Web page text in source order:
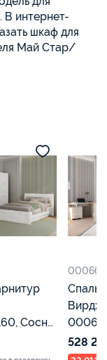
В интернет-
шкаф для
Май Стар/
Сосна
528